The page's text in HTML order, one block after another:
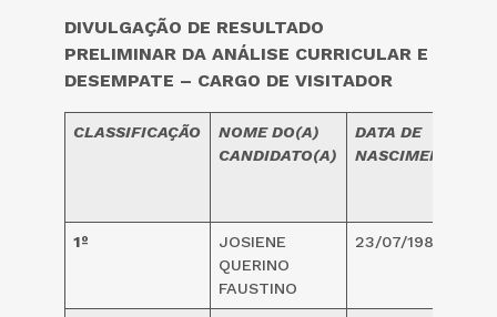
DIVULGAÇÃO DE RESULTADO
PRELIMINAR DA ANÁLISE CURRICULAR E
DESEMPATE – CARGO DE VISITADOR
CLASSIFICAÇÃO
NOME DO(A)
CANDIDATO(A)
DATA DE
NASCIMENTO
1º
JOSIENE
QUERINO
FAUSTINO
23/07/1987